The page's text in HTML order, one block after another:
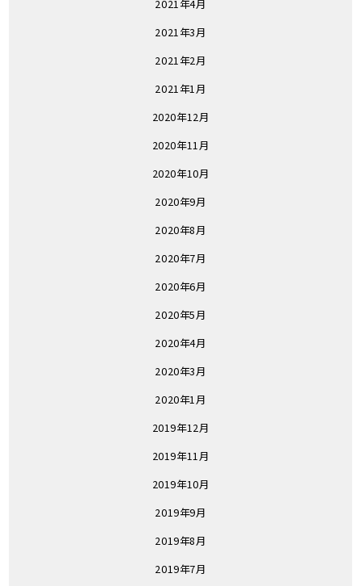
2021年4月
2021年3月
2021年2月
2021年1月
2020年12月
2020年11月
2020年10月
2020年9月
2020年8月
2020年7月
2020年6月
2020年5月
2020年4月
2020年3月
2020年1月
2019年12月
2019年11月
2019年10月
2019年9月
2019年8月
2019年7月